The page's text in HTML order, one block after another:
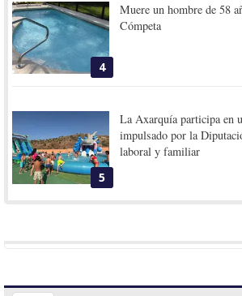
4
Muere un hombre de 58
Cómpeta
5
La Axarquía participa en
impulsado por la
laboral y familiar